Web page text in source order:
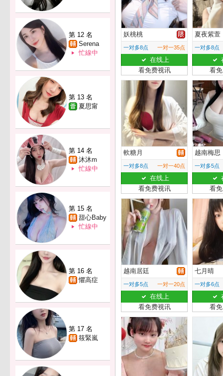
第 12 名
Serena
忙線中
第 13 名
夏思甯
第 14 名
沐沐m
忙線中
第 15 名
甜心Baby
忙線中
第 16 名
懼高症
第 17 名
筱緊嵐
妖桃桃
一对多8点 一对一35点
在线上
看免费视讯
夏夜紫萱
一对多8点
看
軟糖月
一对多8点 一对一40点
在线上
看免费视讯
越南梅思
一对多5点
看
越南居廷
一对多5点 一对一20点
在线上
看免费视讯
七月晴
一对多6点
看